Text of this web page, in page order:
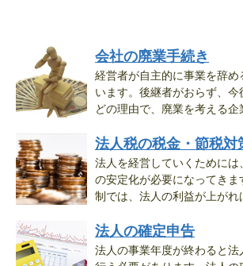
会社の廃業手続き
経営者が自主的に事業を辞
います。後継者がおらず、
どの理由で、廃業を考える企
法人税の税金・節税対
法人を経営していくためには
の安定化が必要になってき
制では、法人の利益が上がれ
法人の確定申告
法人の事業年度が終わると法